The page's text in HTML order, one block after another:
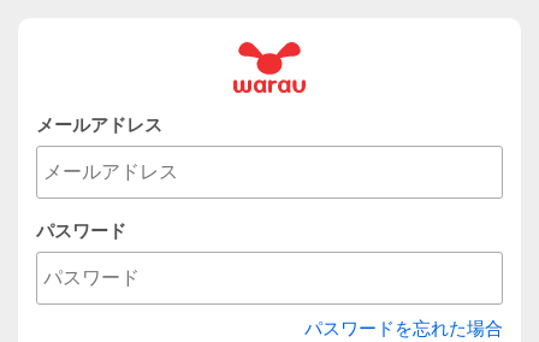
メールアドレス
パスワード
パスワードを忘れた場合